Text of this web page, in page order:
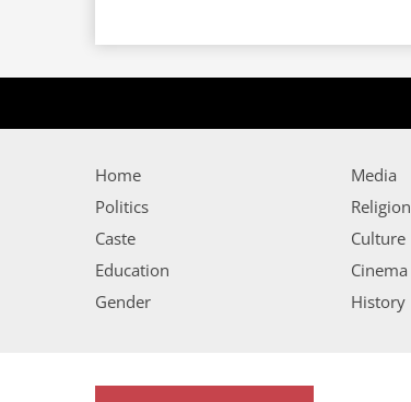
Home
Politics
Caste
Education
Gender
Media
Religion
Culture
Cinema
History